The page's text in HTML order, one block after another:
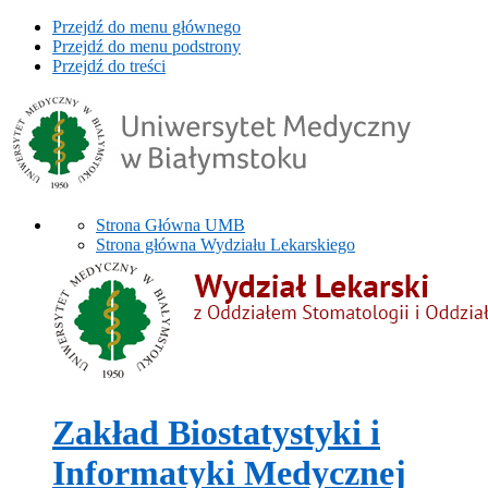
Przejdź do menu głównego
Przejdź do menu podstrony
Przejdź do treści
Strona Główna UMB
Strona główna Wydziału Lekarskiego
Zakład Biostatystyki i
Informatyki Medycznej